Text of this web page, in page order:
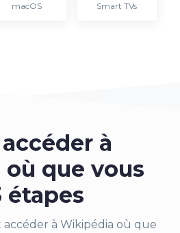
macOS Smart TVs
à
où que vous
étapes
à Wikipédia où que